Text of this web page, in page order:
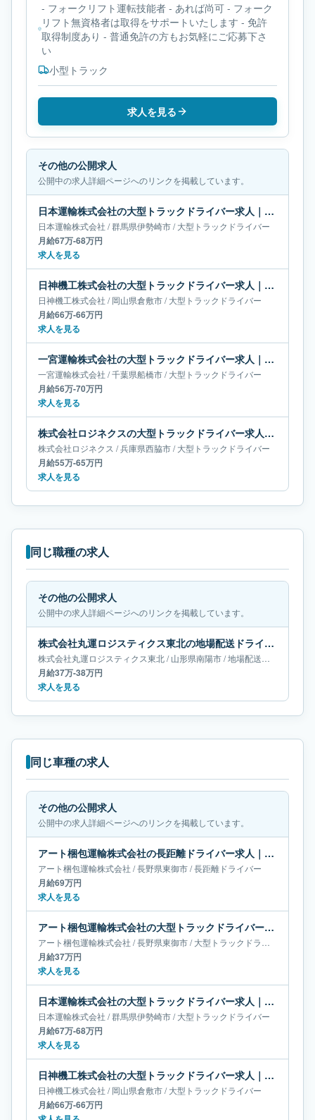
- フォークリフト運転技能者 - あれば尚可 - フォーク
リフト無資格者は取得をサポートいたします - 免許
取得制度あり - 普通免許の方もお気軽にご応募下さ
い
小型トラック
求人を見る
その他の公開求人
公開中の求人詳細ページへのリンクを掲載しています。
日本運輸株式会社の大型トラックドライバー求人｜群馬県伊勢崎市｜月給67万-68万円
日本運輸株式会社 /群馬県伊勢崎市/大型トラックドライバー
月給67万-68万円
求人を見る
日神機工株式会社の大型トラックドライバー求人｜岡山県倉敷市｜月給66万-66万円
日神機工株式会社 /岡山県倉敷市/大型トラックドライバー
月給66万-66万円
求人を見る
一宮運輸株式会社の大型トラックドライバー求人｜千葉県船橋市｜月給56万-70万円
一宮運輸株式会社 /千葉県船橋市/大型トラックドライバー
月給56万-70万円
求人を見る
株式会社ロジネクスの大型トラックドライバー求人｜兵庫県西脇市｜月給55万-65万円
株式会社ロジネクス /兵庫県西脇市/大型トラックドライバー
月給55万-65万円
求人を見る
同じ職種の求人
その他の公開求人
公開中の求人詳細ページへのリンクを掲載しています。
株式会社丸運ロジスティクス東北の地場配送ドライバー求人｜山形県南陽市｜月給37万-38万円
株式会社丸運ロジスティクス東北/山形県南陽市/地場配送ドライバー
月給37万-38万円
求人を見る
同じ車種の求人
その他の公開求人
公開中の求人詳細ページへのリンクを掲載しています。
アート梱包運輸株式会社の長距離ドライバー求人｜長野県東御市｜月給69万円
アート梱包運輸株式会社 /長野県東御市/長距離ドライバー
月給69万円
求人を見る
アート梱包運輸株式会社の大型トラックドライバー求人｜長野県東御市｜月給37万円
アート梱包運輸株式会社 /長野県東御市/大型トラックドライバー
月給37万円
求人を見る
日本運輸株式会社の大型トラックドライバー求人｜群馬県伊勢崎市｜月給67万-68万円
日本運輸株式会社 /群馬県伊勢崎市/大型トラックドライバー
月給67万-68万円
求人を見る
日神機工株式会社の大型トラックドライバー求人｜岡山県倉敷市｜月給66万-66万円
日神機工株式会社 /岡山県倉敷市/大型トラックドライバー
月給66万-66万円